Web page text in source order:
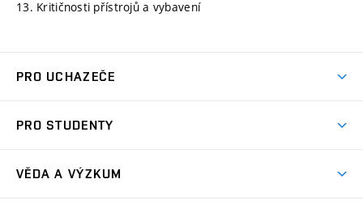
13. Kritičnosti přístrojů a vybavení
PRO UCHAZEČE
Ambasadoři studia
PRO STUDENTY
VĚDA A VÝZKUM